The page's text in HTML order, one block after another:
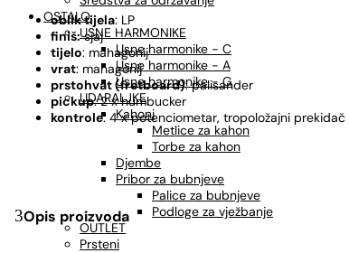
OSTALO
USNE HARMONIKE
Usne harmonike - C
Usne harmonike - A
Usne harmonike - G
UDARALJKE
Kahoni
Metlice za kahon
Torbe za kahon
Djembe
Pribor za bubnjeve
Palice za bubnjeve
Podloge za vježbanje
OUTLET
Prsteni
oblik tijela: LP
finiš:sjaj
tijelo: mahagonij
vrat: mahagonij
prstohvat (fretboard): palisander
pickup: 2 x humbucker
kontrole: 4 x potenciometar, tropoložajni prekidač
Opis proizvoda